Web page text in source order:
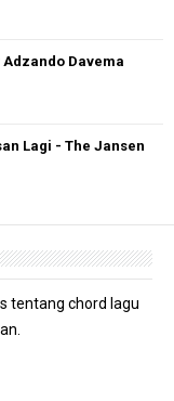
Davema
Lagi - The Jansen
tentang chord lagu